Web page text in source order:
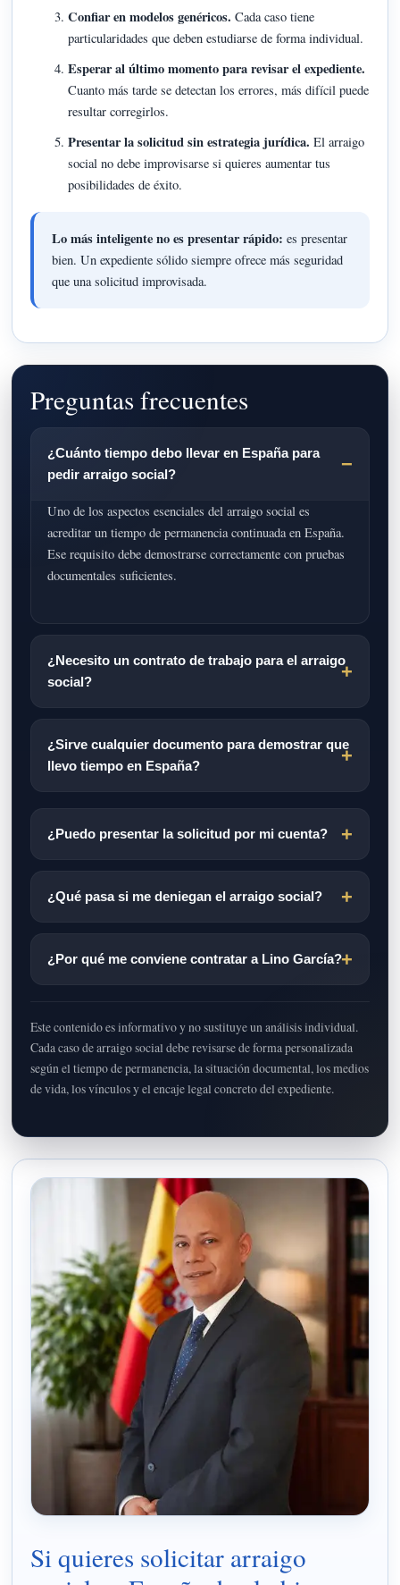
Confiar en modelos genéricos. Cada caso tiene
particularidades que deben estudiarse de forma individual.
Esperar al último momento para revisar el expediente.
Cuanto más tarde se detectan los errores, más difícil puede
resultar corregirlos.
Presentar la solicitud sin estrategia jurídica. El arraigo
social no debe improvisarse si quieres aumentar tus
posibilidades de éxito.
Lo más inteligente no es presentar rápido: es presentar
bien. Un expediente sólido siempre ofrece más seguridad
que una solicitud improvisada.
Preguntas frecuentes
¿Cuánto tiempo debo llevar en España para
pedir arraigo social?
Uno de los aspectos esenciales del arraigo social es
acreditar un tiempo de permanencia continuada en España.
Ese requisito debe demostrarse correctamente con pruebas
documentales suficientes.
¿Necesito un contrato de trabajo para el arraigo
social?
¿Sirve cualquier documento para demostrar que
llevo tiempo en España?
¿Puedo presentar la solicitud por mi cuenta?
¿Qué pasa si me deniegan el arraigo social?
¿Por qué me conviene contratar a Lino García?
Este contenido es informativo y no sustituye un análisis individual.
Cada caso de arraigo social debe revisarse de forma personalizada
según el tiempo de permanencia, la situación documental, los medios
de vida, los vínculos y el encaje legal concreto del expediente.
Si quieres solicitar arraigo